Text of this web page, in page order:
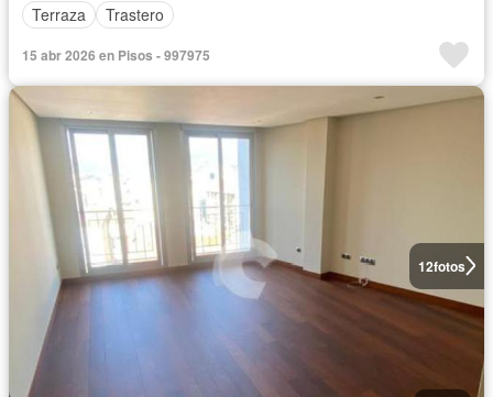
Terraza
Trastero
15 abr 2026 en Pisos - 997975
12fotos